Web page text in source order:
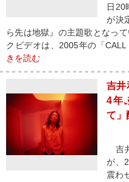
日20
が決
ら先は地獄』の主題歌となっ
クビデオは、2005年の「
きを読む
吉井
4年
て」
吉
が、
震わ